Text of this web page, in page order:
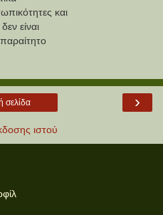
και
είναι
›
σελίδα
ιστού